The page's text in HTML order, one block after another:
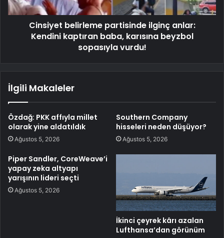
Cinsiyet belirleme partisinde ilginç anlar:
Kendini kaptıran baba, karısına beyzbol
sopasıyla vurdu!
İlgili Makaleler
Özdağ: PKK affıyla millet
olarak yine aldatıldık
Ağustos 5, 2026
Southern Company
hisseleri neden düşüyor?
Ağustos 5, 2026
Piper Sandler, CoreWeave’i
yapay zeka altyapı
yarışının lideri seçti
Ağustos 5, 2026
İkinci çeyrek kârı azalan
Lufthansa’dan görünüm